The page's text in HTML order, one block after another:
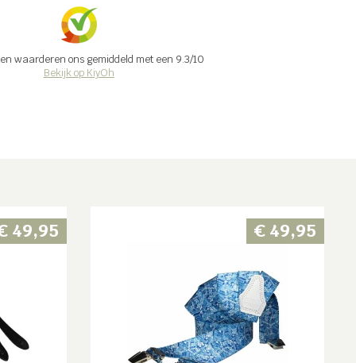
waarderen ons gemiddeld met een 9.3/10
Bekijk op KiyOh
49,95 €49,95